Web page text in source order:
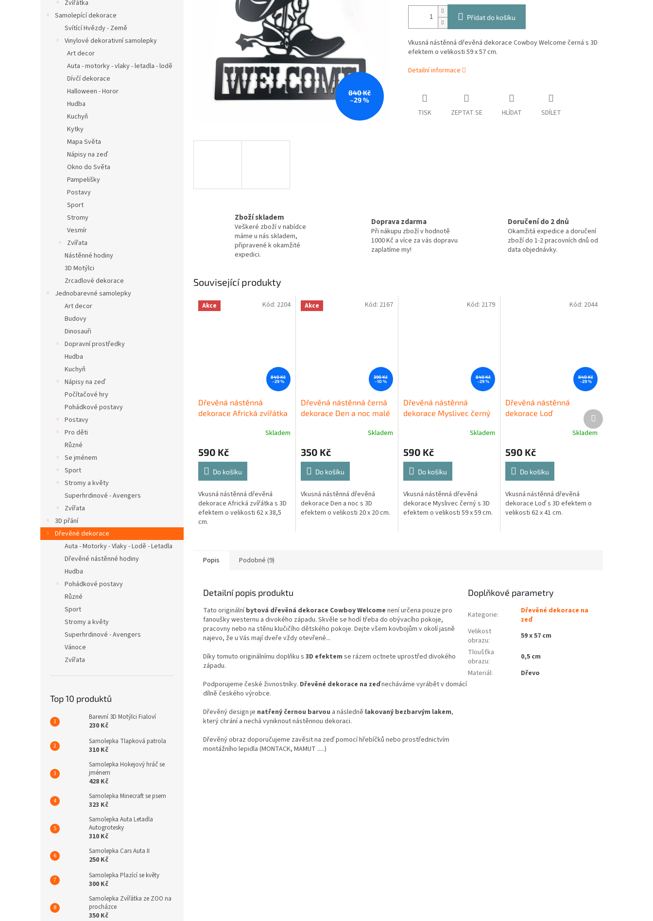
Zvířátka
Samolepící dekorace
Svítící Hvězdy - Země
Vinylové dekorativní samolepky
Art decor
Auta - motorky - vlaky - letadla - lodě
Dívčí dekorace
Halloween - Horor
Hudba
Kuchyň
Kytky
Mapa Světa
Nápisy na zeď
Okno do Světa
Pampelišky
Postavy
Sport
Stromy
Vesmír
Zvířata
Nástěnné hodiny
3D Motýlci
Zrcadlové dekorace
Jednobarevné samolepky
Art decor
Budovy
Dinosauři
Dopravní prostředky
Hudba
Kuchyň
Nápisy na zeď
Počítačové hry
Pohádkové postavy
Postavy
Pro děti
Různé
Se jménem
Sport
Stromy a květy
Superhrdinové - Avengers
Zvířata
3D přání
Dřevěné dekorace
Auta - Motorky - Vlaky - Lodě - Letadla
Dřevěné nástěnné hodiny
Hudba
Pohádkové postavy
Různé
Sport
Stromy a květy
Superhrdinové - Avengers
Vánoce
Zvířata
Top 10 produktů
Barevní 3D Motýlci Fialoví
230 Kč
Samolepka Tlapková patrola
310 Kč
Samolepka Hokejový hráč se
jménem
428 Kč
Samolepka Minecraft se psem
323 Kč
Samolepka Auta Letadla
Autogrotesky
310 Kč
Samolepka Cars Auta II
250 Kč
Samolepka Plazící se květy
300 Kč
Samolepka Zvířátka ze ZOO na
procházce
350 Kč
840 Kč
–29 %
Přidat do košíku
Vkusná nástěnná dřevěná dekorace Cowboy Welcome černá s 3D
efektem o velikosti 59 x 57 cm.
Detailní informace
TISK ZEPTAT SE HLÍDAT SDÍLET
Zboží skladem
Veškeré zboží v nabídce
máme u nás skladem,
připravené k okamžité
expedici.
Doprava zdarma
Při nákupu zboží v hodnotě
1000 Kč a více za vás dopravu
zaplatíme my!
Doručení do 2 dnů
Okamžitá expedice a doručení
zboží do 1-2 pracovních dnů od
data objednávky.
Související produkty
Akce
840 Kč
–29 %
Dřevěná nástěnná
dekorace Africká zvířátka
Skladem
590 Kč
Do košíku
Vkusná nástěnná dřevěná
dekorace Africká zvířátka s 3D
efektem o velikosti 62 x 38,5
cm.
Kód: 2204 Akce
390 Kč
–10 %
Dřevěná nástěnná černá
dekorace Den a noc malé
Skladem
350 Kč
Do košíku
Vkusná nástěnná dřevěná
dekorace Den a noc s 3D
efektem o velikosti 20 x 20 cm.
Kód: 2167
840 Kč
–29 %
Dřevěná nástěnná
dekorace Myslivec černý
Skladem
590 Kč
Do košíku
Vkusná nástěnná dřevěná
dekorace Myslivec černý s 3D
efektem o velikosti 59 x 59 cm.
Kód: 2179
840 Kč
–29 %
Dřevěná nástěnná
dekorace Loď
Skladem
590 Kč
Do košíku
Vkusná nástěnná dřevěná
dekorace Loď s 3D efektem o
velikosti 62 x 41 cm.
Kód: 2044
Další
produkt
Popis Podobné (9)
Detailní popis produktu
Tato originální bytová dřevěná dekorace Cowboy Welcome není určena pouze pro
fanoušky westernu a divokého západu. Skvěle se hodí třeba do obývacího pokoje,
pracovny nebo na stěnu klučičího dětského pokoje. Dejte všem kovbojům v okolí jasně
najevo, že u Vás mají dveře vždy otevřené...
Díky tomuto originálnímu doplňku s 3D efektem se rázem octnete uprostřed divokého
západu.
Podporujeme české živnostníky. Dřevěné dekorace na zeďnecháváme vyrábět v domácí
dílně českého výrobce.
Dřevěný design je natřený černou barvou a následně lakovaný bezbarvým lakem,
který chrání a nechá vyniknout nástěnnou dekoraci.
Dřevěný obraz doporučujeme zavěsit na zeď pomocí hřebíčků nebo prostřednictvím
montážního lepidla (MONTACK, MAMUT .....)
Doplňkové parametry
Kategorie:
Dřevěné dekorace na
zeď
Velikost
obrazu:
59 x 57 cm
Tloušťka
obrazu:
0,5 cm
Materiál: Dřevo